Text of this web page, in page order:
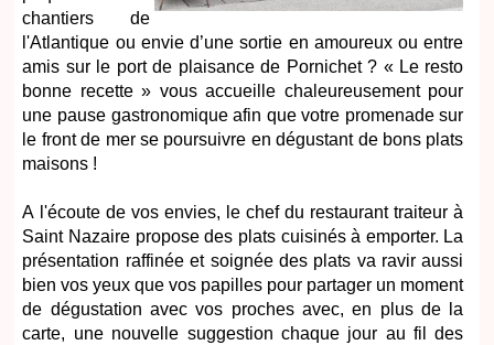
chantiers de
l'Atlantique ou envie d’une sortie en amoureux ou entre
amis sur le port de plaisance de Pornichet ? « Le resto
bonne recette » vous accueille chaleureusement pour
une pause gastronomique afin que votre promenade sur
le front de mer se poursuivre en dégustant de bons plats
maisons !
A l'écoute de vos envies, le chef du restaurant traiteur à
Saint Nazaire propose des plats cuisinés à emporter. La
présentation raffinée et soignée des plats va ravir aussi
bien vos yeux que vos papilles pour partager un moment
de dégustation avec vos proches avec, en plus de la
carte, une nouvelle suggestion chaque jour au fil des